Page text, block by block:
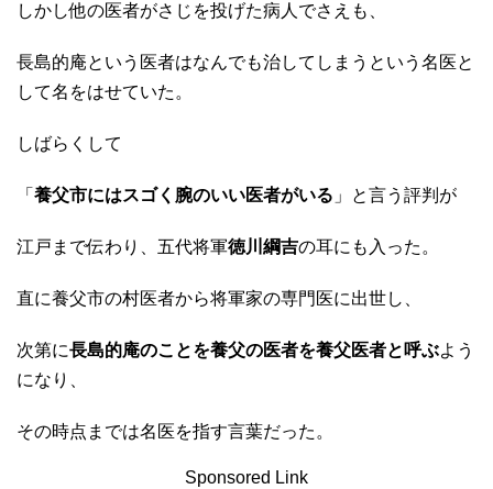
しかし他の医者がさじを投げた病人でさえも、
長島的庵という医者はなんでも治してしまうという名医と
して名をはせていた。
しばらくして
「 養父市にはスゴく腕のいい医者がいる 」と言う評判が
江戸まで伝わり、五代将軍徳川綱吉の耳にも入った。
直に養父市の村医者から将軍家の専門医に出世し、
次第に長島的庵のことを養父の医者を養父医者と呼ぶよう
になり、
その時点までは名医を指す言葉だった。
Sponsored Link